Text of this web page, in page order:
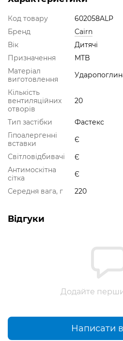
Код товару
602058ALP
Бренд
Cairn
Вік
Дитячі
Призначення
MTB
Матеріал
виготовлення
Кількість
вентиляційних
отворів
20
Тип застібки
Фастекс
Гіпоалергенні
вставки
Є
Світловідбивачі
Є
Антимоскітна
сітка
Є
Середня вага, г
220
Відгуки
Додайте
Написати